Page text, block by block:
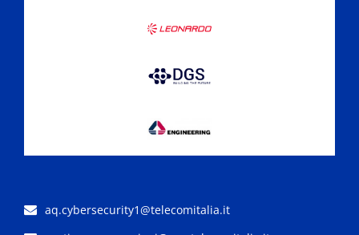
aq.cybersecurity1@telecomitalia.it